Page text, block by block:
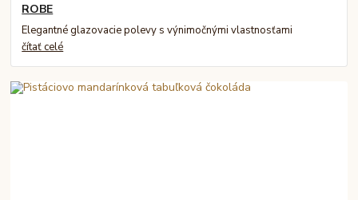
ROBE
Elegantné glazovacie polevy s výnimočnými vlastnosťami
čítať celé